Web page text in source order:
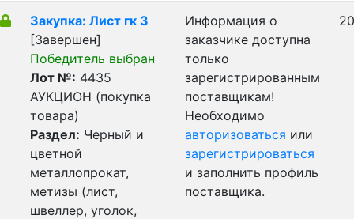
Закупка: Лист гк 3
[Завершен]
Победитель выбран
Лот №: 4435
АУКЦИОН (покупка
товара)
Раздел: Черный и
цветной
металлопрокат,
метизы (лист,
швеллер, уголок,
Информация о
заказчике доступна
только
зарегистрированным
поставщикам!
Необходимо
авторизоваться или
зарегистрироваться
и заполнить профиль
поставщика.